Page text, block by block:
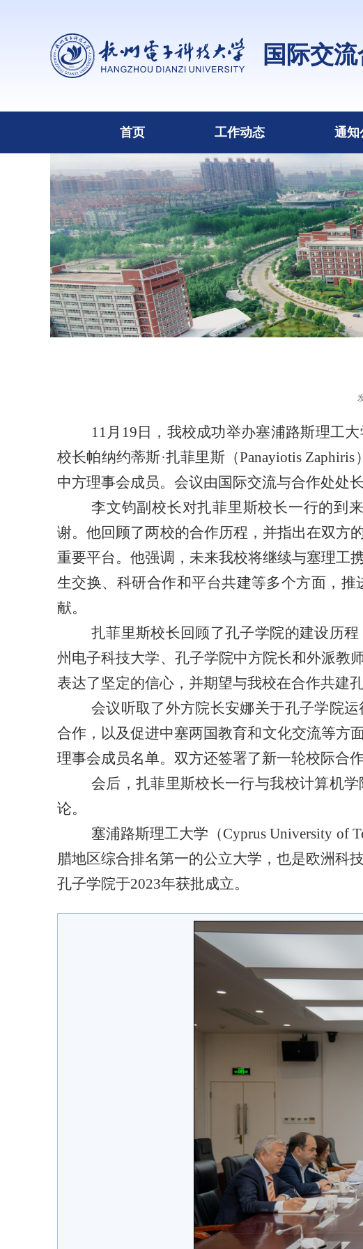
国际交
首页 工作动态 通知
11月19日，我校成功举办塞浦路斯理工
校长帕纳约蒂斯·扎菲里斯（Panayiotis
中方理事会成员。会议由国际交流与合作处处长
李文钧副校长对扎菲里斯校长一行的到
谢。他回顾了两校的合作历程，并指出在双方
重要平台。他强调，未来我校将继续与塞理工
生交换、科研合作和平台共建等多个方面，
献。
扎菲里斯校长回顾了孔子学院的建设历
州电子科技大学、孔子学院中方院长和外派教
表达了坚定的信心，并期望与我校在合作共建
会议听取了外方院长安娜关于孔子学院
合作，以及促进中塞两国教育和文化交流等方
理事会成员名单。双方还签署了新一轮校际合作
会后，扎菲里斯校长一行与我校计算机
论。
塞浦路斯理工大学（Cyprus University of
腊地区综合排名第一的公立大学，也是欧洲科
孔子学院于2023年获批成立。